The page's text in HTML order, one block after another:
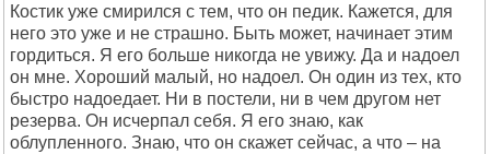
Костик уже смирился с тем, что он педик. Кажется, для
него это уже и не страшно. Быть может, начинает этим
гордиться. Я его больше никогда не увижу. Да и надоел
он мне. Хороший малый, но надоел. Он один из тех, кто
быстро надоедает. Ни в постели, ни в чем другом нет
резерва. Он исчерпал себя. Я его знаю, как
облупленного. Знаю, что он скажет сейчас, а что – на